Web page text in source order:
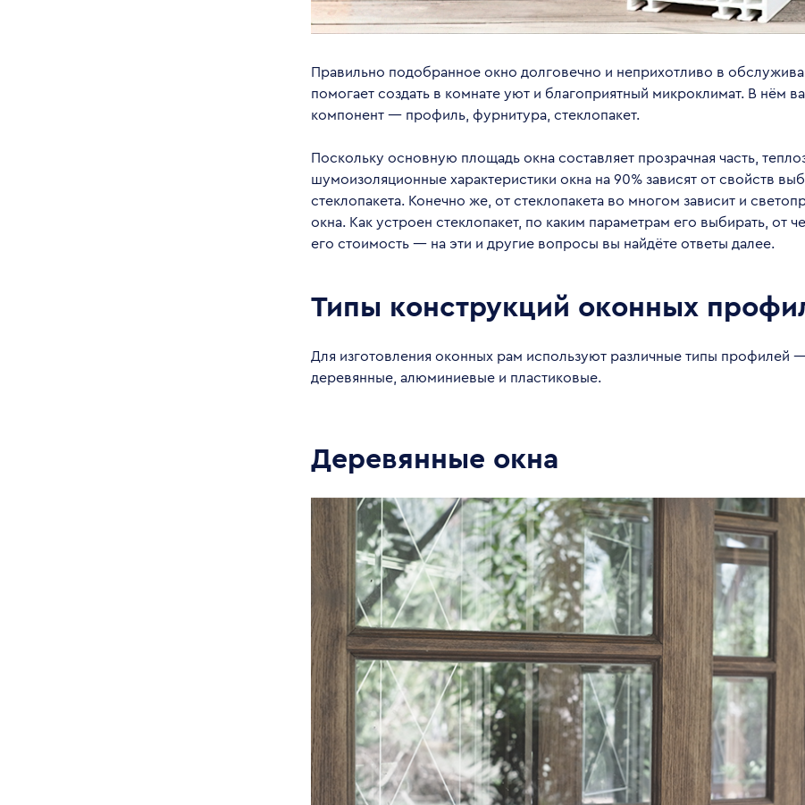
Правильно подобранное окно долговечно и неприхотливо в
помогает создать в комнате уют и благоприятный микроклимат. В нём
компонент — профиль, фурнитура, стеклопакет.
Поскольку основную площадь окна составляет прозрачная часть,
шумоизоляционные характеристики окна на 90% зависят от свойств
стеклопакета. Конечно же, от стеклопакета во многом зависит и
окна. Как устроен стеклопакет, по каким параметрам его выбирать, от
его стоимость — на эти и другие вопросы вы найдёте ответы далее.
Типы конструкций оконных
Для изготовления оконных рам используют различные типы профилей
деревянные, алюминиевые и пластиковые.
Деревянные окна